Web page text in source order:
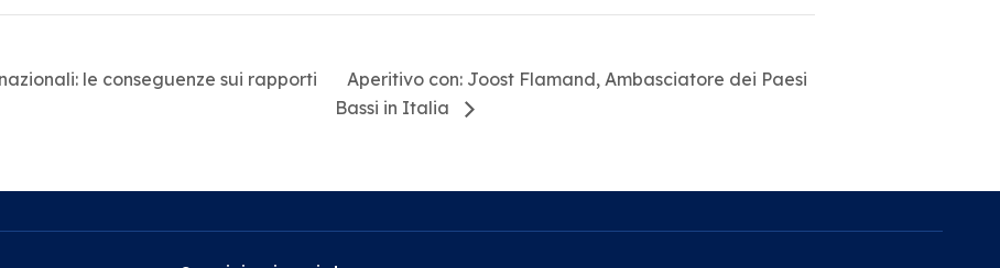
le conseguenze sui rapporti
Aperitivo con: Joost Flamand, Ambasciatore dei Paesi
Bassi in Italia